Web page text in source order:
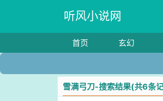
听风小说网
首页 玄幻
雪满弓刀-搜索结果(共6条